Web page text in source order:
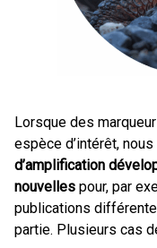
Lorsque des
espèce d’intérêt,
d’amplification
nouvelles pour, par
publications
partie. Plusieurs cas